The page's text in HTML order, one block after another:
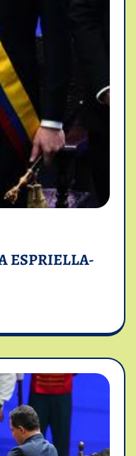
ESPRIELLA-